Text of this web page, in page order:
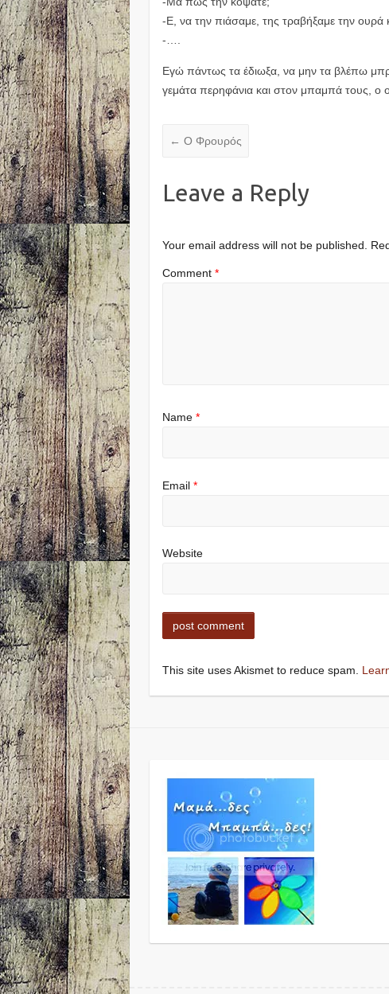
-Ε, να την πιάσαμε, της τραβήξαμε την ουρά
-….
Εγώ πάντως τα έδιωξα, να μην τα βλέπω
γεμάτα περηφάνια και στον μπαμπά τους, ο
← Ο Φρουρός
Leave a Reply
Your email address will not be published.
Comment*
Name*
Email*
Website
This site uses Akismet to reduce spam.